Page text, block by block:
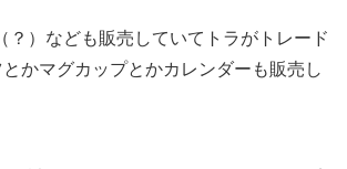
？）なども販売していてトラがトレード
かマグカップとかカレンダーも販売し